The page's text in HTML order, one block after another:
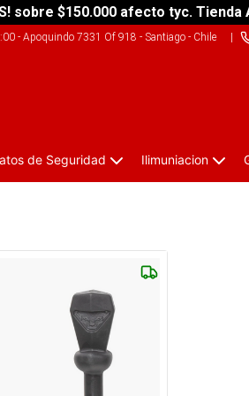
sobre $150.000 afecto tyc.
- Apoquindo 7331 Of 918 - Santiago - Chile|
de Seguridad Ilimuniacion